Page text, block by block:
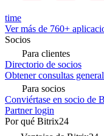
time
Ver más de 760+
Socios
Para clientes
Directorio de socios
Obtener consultas
Para socios
Conviértase en socio de
Partner login
Por qué Bitrix24